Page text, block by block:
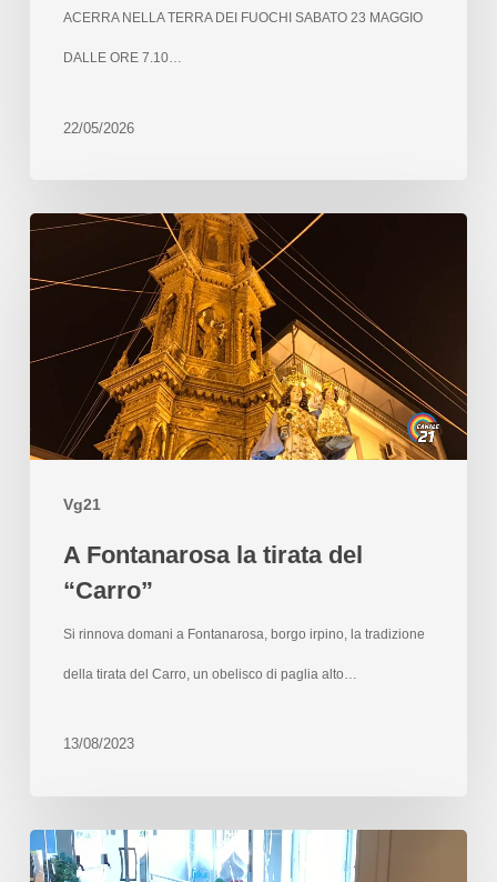
ACERRA NELLA TERRA DEI FUOCHI SABATO 23 MAGGIO
DALLE ORE 7.10…
22/05/2026
Vg21
A Fontanarosa la tirata del
“Carro”
Si rinnova domani a Fontanarosa, borgo irpino, la tradizione
della tirata del Carro, un obelisco di paglia alto…
13/08/2023